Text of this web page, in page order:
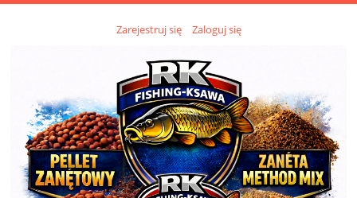
Zarejestruj się Zaloguj się